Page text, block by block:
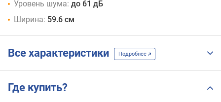
Уровень шума: до 61 дБ
Ширина: 59.6 см
Все характеристики Подробнее
Где купить?